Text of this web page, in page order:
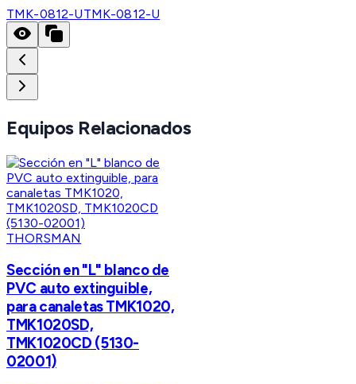
TMK-0812-UTMK-0812-U
Equipos Relacionados
THORSMAN
Sección en "L" blanco de
PVC auto extinguible,
para canaletas TMK1020,
TMK1020SD,
TMK1020CD (5130-
02001)